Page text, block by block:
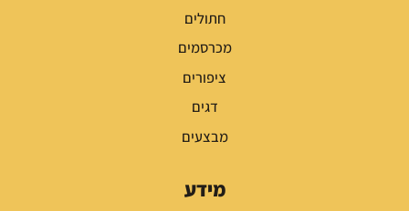
חתולים
מכרסמים
ציפורים
דגים
מבצעים
מידע